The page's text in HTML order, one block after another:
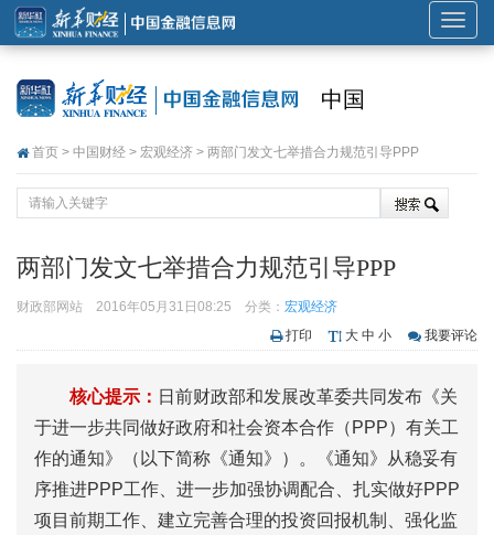
展
开
中国
首页 > 中国财经 > 宏观经济 > 两部门发文七举措合力规范引导PPP
两部门发文七举措合力规范引导PPP
财政部网站 2016年05月31日08:25 分类： 宏观经济
打印
大 中 小 我要评论
核心提示： 日前财政部和发展改革委共同发布《关
于进一步共同做好政府和社会资本合作（PPP）有关工
作的通知》（以下简称《通知》）。《通知》从稳妥有
序推进PPP工作、进一步加强协调配合、扎实做好PPP
项目前期工作、建立完善合理的投资回报机制、强化监